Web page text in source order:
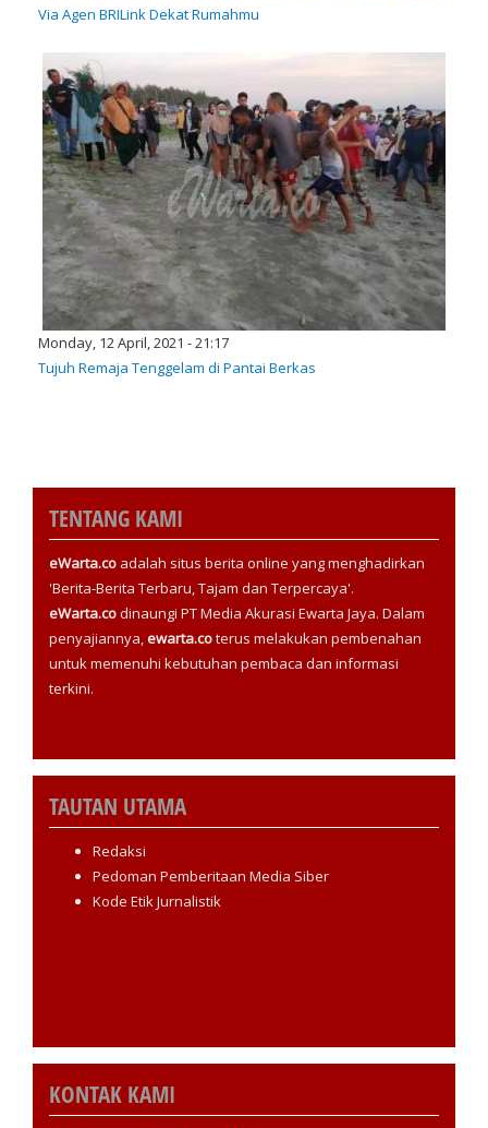
Via Agen BRILink Dekat Rumahmu
Monday, 12 April, 2021 - 21:17
Tujuh Remaja Tenggelam di Pantai Berkas
TENTANG KAMI
eWarta.co adalah situs berita online yang menghadirkan
'Berita-Berita Terbaru, Tajam dan Terpercaya'.
eWarta.codinaungi PT Media Akurasi Ewarta Jaya. Dalam
penyajiannya,ewarta.coterus melakukan pembenahan
untuk memenuhi kebutuhan pembaca dan informasi
terkini.
TAUTAN UTAMA
Redaksi
Pedoman Pemberitaan Media Siber
Kode Etik Jurnalistik
KONTAK KAMI